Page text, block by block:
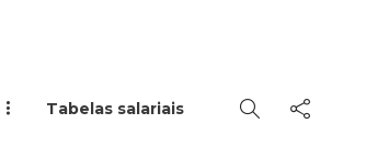
Tabelas salariais